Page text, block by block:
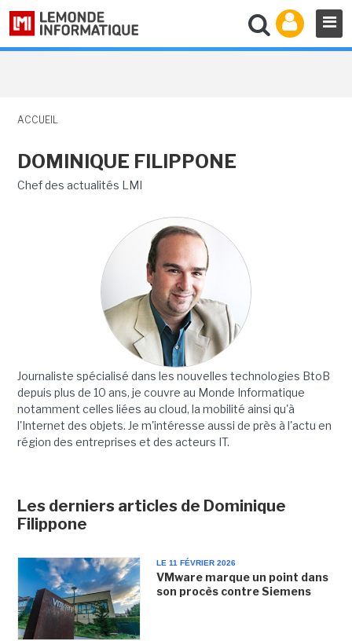
ACCUEIL
DOMINIQUE FILIPPONE
Chef des actualités LMI
Journaliste spécialisé dans les nouvelles technologies BtoB
depuis plus de 10 ans, je couvre au Monde Informatique
notamment celles liées au cloud, la mobilité ainsi qu'à
l'Internet des objets. Je m'intéresse aussi de près à l'actu en
région des entreprises et des acteurs IT.
Les derniers articles de Dominique
Filippone
LE 11 FÉVRIER 2026
VMware marque un point dans
son procès contre Siemens